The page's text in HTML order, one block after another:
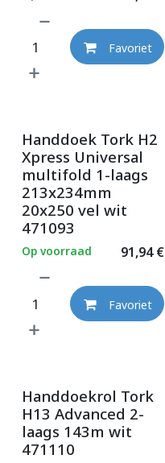
Favoriet
Handdoek Tork H2
Xpress Universal
multifold 1-laags
213x234mm
20x250 vel wit
471093
91,94€
Op voorraad
Favoriet
Handdoekrol Tork
H13 Advanced 2-
laags 143m wit
471110